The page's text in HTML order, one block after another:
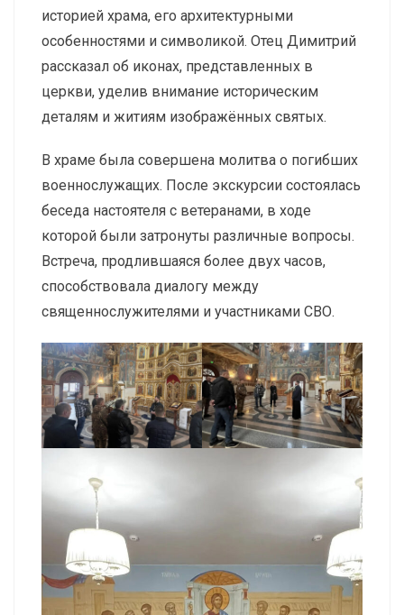
историей храма, его архитектурными
особенностями и символикой. Отец Димитрий
рассказал об иконах, представленных в
церкви, уделив внимание историческим
деталям и житиям изображённых святых.
В храме была совершена молитва о погибших
военнослужащих. После экскурсии состоялась
беседа настоятеля с ветеранами, в ходе
которой были затронуты различные вопросы.
Встреча, продлившаяся более двух часов,
способствовала диалогу между
священнослужителями и участниками СВО.